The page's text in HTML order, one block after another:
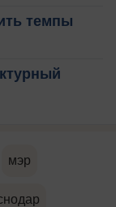
темпы
мэр